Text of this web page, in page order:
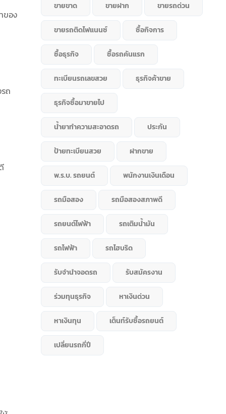
ของ
ถ
ขายขาด ขายฝาก ขายรถด่วน
ขายรถติดไฟแนนซ์ ซื้อกิจการ
ซื้อธุรกิจ ซื้อรถคันแรก
ทะเบียนรถเลขสวย ธุรกิจค้าขาย
ธุรกิจซื้อมาขายไป
น้ำยาทำความสะอาดรถ ประกัน
ป้ายทะเบียนสวย ฝากขาย
พ.ร.บ. รถยนต์ พนักงานเงินเดือน
รถมือสอง รถมือสองสภาพดี
รถยนต์ไฟฟ้า รถเติมน้ำมัน
รถไฟฟ้า รถไฮบริด
รับจำนำจอดรถ รับสมัครงาน
ร่วมทุนธุรกิจ หาเงินด่วน
หาเงินทุน เต็นท์รับซื้อรถยนต์
เปลี่ยนรถกี่ปี